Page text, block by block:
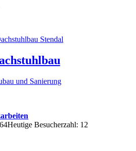
und Sanierung
Heutige Besucherzahl: 12